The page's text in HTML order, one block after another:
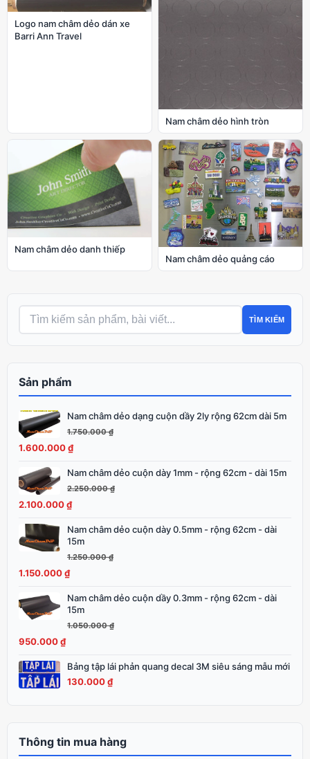
Logo nam châm dẻo dán xe
Barri Ann Travel
Nam châm dẻo hình tròn
Nam châm dẻo danh thiếp
Nam châm dẻo quảng cáo
TÌM KIẾM
Sản phẩm
Nam châm dẻo dạng cuộn dầy 2ly rộng 62cm dài 5m
1.750.000₫
Giá
gốc
là:
1.600.000₫
Giá
hiện
tại
1.600.000 ₫.Nam châm dẻo cuộn dày 1mm - rộng 62cm - dài 15m
2.250.000₫
Giá
gốc
là:
2.100.000₫
Giá
hiện
tại
2.100.000 ₫.Nam châm dẻo cuộn dày 0.5mm - rộng 62cm - dài
15m
1.250.000₫
Giá
gốc
1.250.000 ₫.
1.150.000₫
Giá
hiện
là:
Nam châm dẻo cuộn dầy 0.3mm - rộng 62cm - dài
15m
1.050.000₫
Giá
gốc
1.050.000 ₫.
950.000₫
Giá
hiện
là:
950.000 ₫.
Bảng tập lái phản quang decal 3M siêu sáng mẫu mới
130.000₫
Thông tin mua hàng